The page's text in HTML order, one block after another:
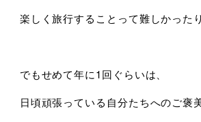
楽しく旅行することって難しかった
でもせめて年に1回ぐらいは、
日頃頑張っている自分たちへのご褒